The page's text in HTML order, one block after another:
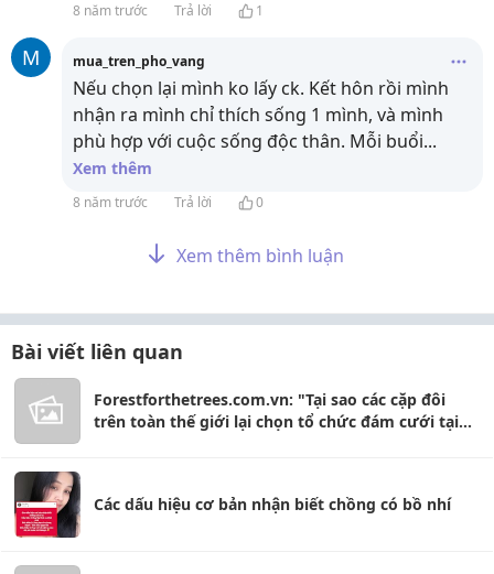
8 năm trước Trả lời 1
M mua_tren_pho_vang
Nếu chọn lại mình ko lấy ck. Kết hôn rồi mình
nhận ra mình chỉ thích sống 1 mình, và mình
phù hợp với cuộc sống độc thân. Mỗi buổi...
Xem thêm
8 năm trước Trả lời 0
Xem thêm bình luận
Bài viết liên quan
Forestforthetrees.com.vn: "Tại sao các cặp đôi
trên toàn thế giới lại chọn tổ chức đám cưới tại
Các dấu hiệu cơ bản nhận biết chồng có bồ nhí